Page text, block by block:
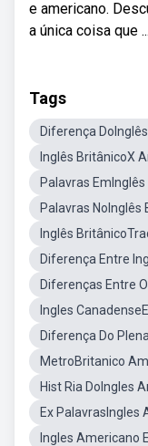
e americano.
a única coisa que ...
Tags
Diferença
Inglês BritânicoX
Palavras
Palavras NoInglês
Inglês
Diferença Entre
Diferenças Entre
Ingles
Diferença Do
MetroBritanico
Hist Ria DoIngles
Ex PalavrasIngles
Ingles Americano